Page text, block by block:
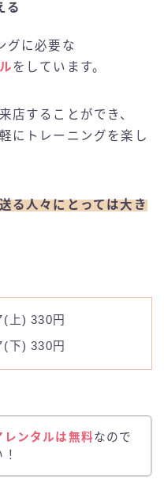
る
グに必要な
をしています。
店することができ、
にトレーニングを楽し
る人々にとっては大き
(上) 330円
(下) 330円
レンタルは無料なので